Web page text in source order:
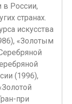
в России,
странах.
искусства
«Золотым
(1996),
при